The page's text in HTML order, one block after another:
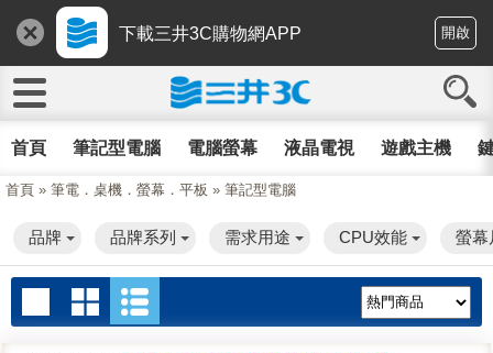
下載三井3C購物網APP 開啟
首頁 筆記型電腦 電腦螢幕 液晶電視 遊戲主機
首頁 » 筆電．桌機．螢幕．平板 » 筆記型電腦
品牌 品牌系列 需求用途 CPU效能 螢幕